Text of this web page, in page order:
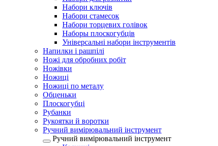
Набори ключів
Набори стамесок
Набори торцевих голівок
Наборы плоскогубців
Універсальні набори інструментів
Напилки і рашпілі
Ножі для обробних робіт
Ножівки
Ножиці
Ножиці по металу
Обценьки
Плоскогубці
Рубанки
Рукоятки й воротки
Ручний вимірювальний інструмент
Ручний вимірювальний інструмент